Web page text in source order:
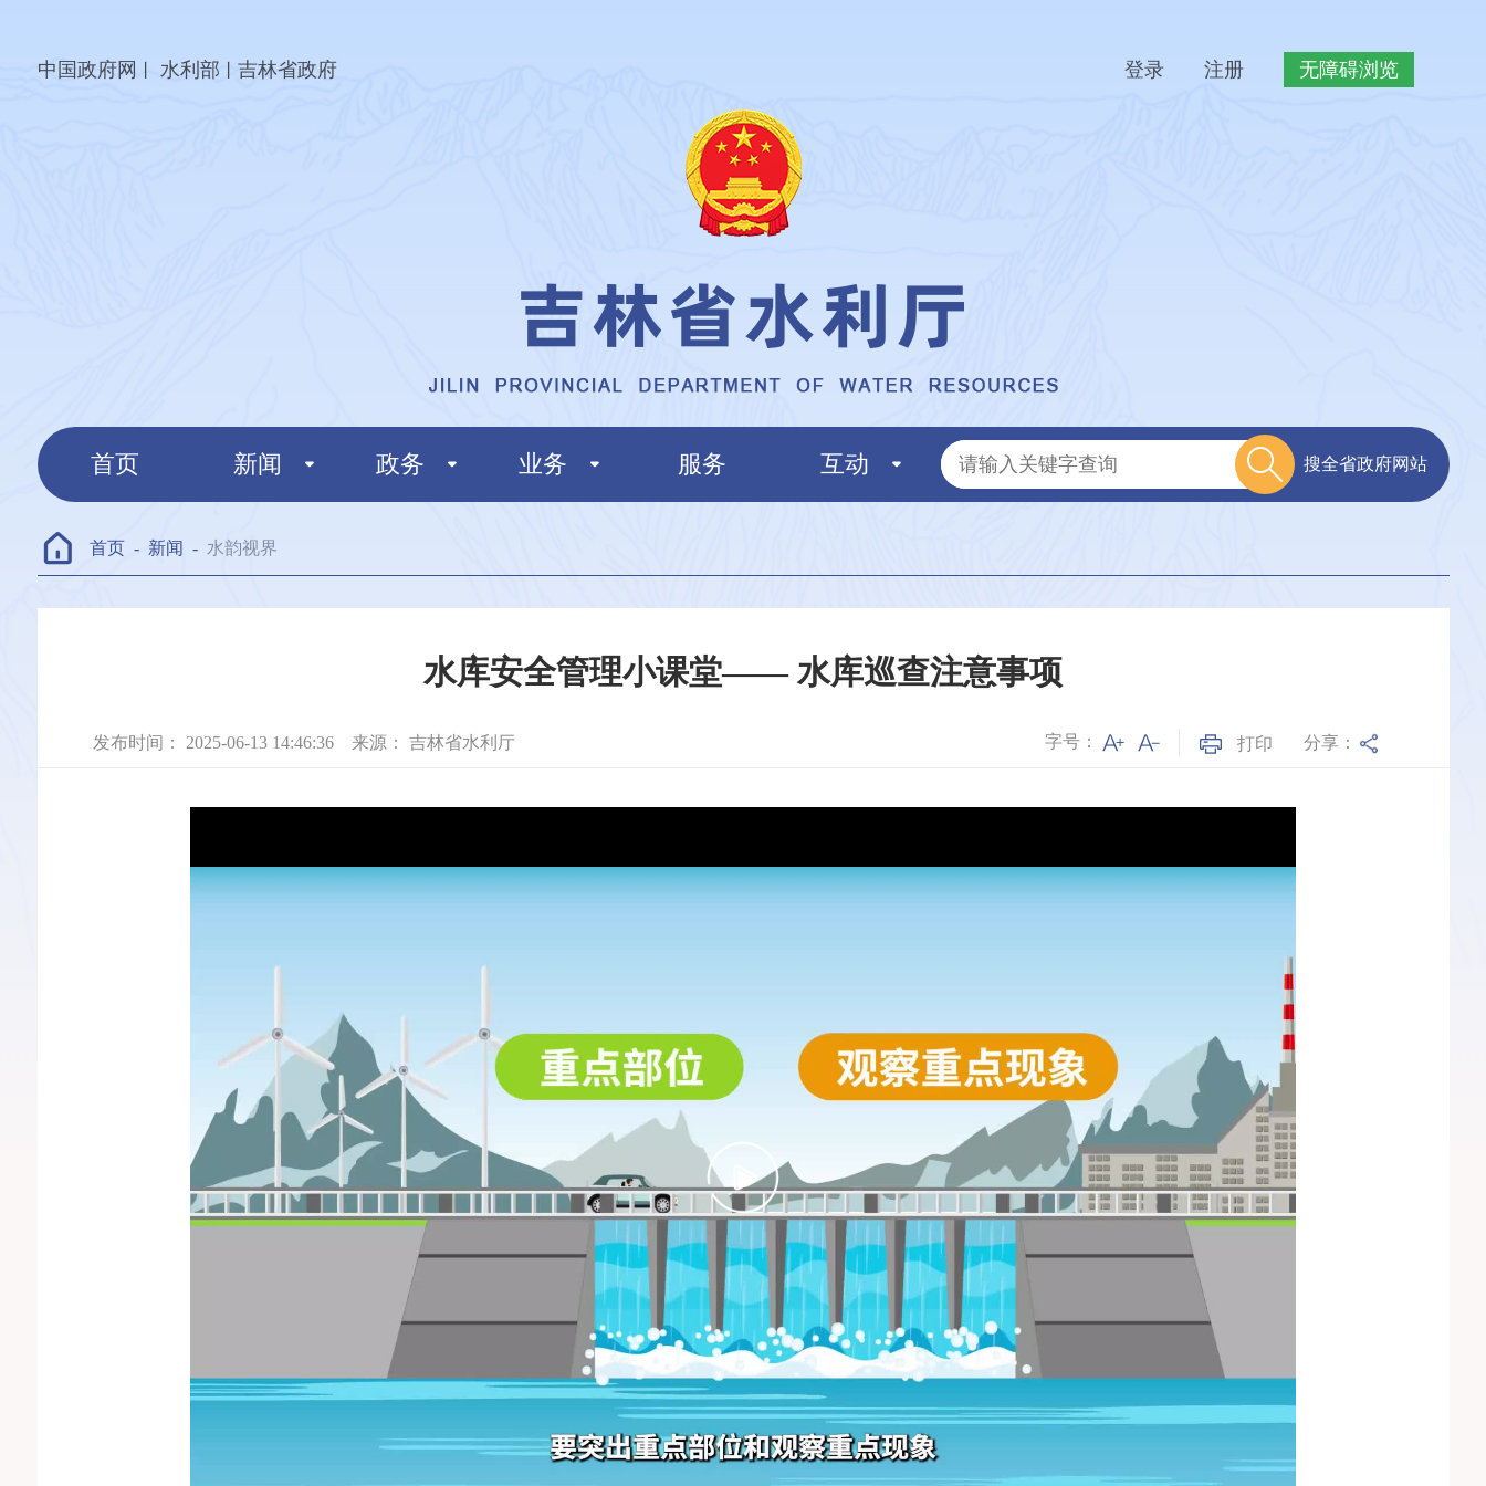
中国政府网 水利部 吉林省政府 登录 注册 无障碍浏览
首页 新闻 政务 业务 服务 互动 搜全省政府网站
首页 - 新闻 - 水韵视界
水库安全管理小课堂—— 水库巡查注意事项
发布时间： 2025-06-13 14:46:36 来源： 吉林省水利厅 字号： 打印 分享：